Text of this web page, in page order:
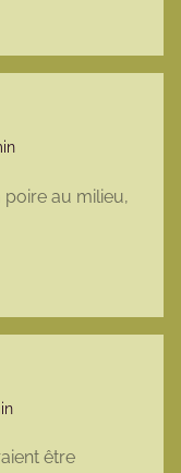
poire au milieu,
être